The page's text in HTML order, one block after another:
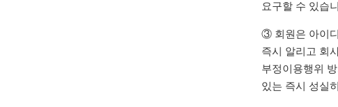
요구할 수 있습
③ 회원은 아이
즉시 알리고 회
부정이용행위
있는 즉시 성실